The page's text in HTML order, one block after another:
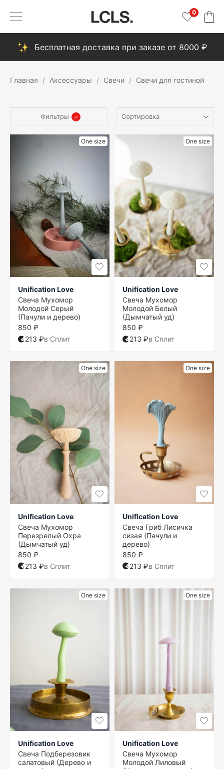
0
Бесплатная доставка при заказе от 8000 ₽
Главная Аксессуары Свечи Свечи для гостиной
Фильтры
One size
Unification Love
Свеча Мухомор
Молодой Серый
(Пачули и дерево)
850 ₽
213 ₽в Сплит
One size
Unification Love
Свеча Мухомор
Молодой Белый
(Дымчатый уд)
850 ₽
213 ₽в Сплит
One size
Unification Love
Свеча Мухомор
Перезрелый Охра
(Дымчатый уд)
850 ₽
213 ₽в Сплит
One size
Unification Love
Свеча Гриб Лисичка
сизая (Пачули и
дерево)
850 ₽
213 ₽в Сплит
One size
Unification Love
Свеча Подберезовик
салатовый (Дерево и
One size
Unification Love
Свеча Мухомор
Молодой Лиловый